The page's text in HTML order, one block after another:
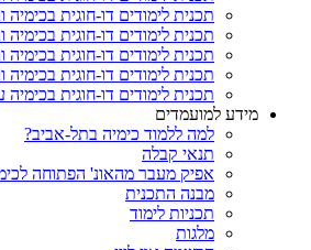
תכנית לימודים דו-חוגית בכימיה
תכנית לימודים דו-חוגית
תכנית לימודים דו-חוגית
תכנית לימודים דו-חוגית
תכנית לימודים דו-חוגית בכימיה
מידע למועמדים
למה ללמוד כימיה בתל-אביב?
תנאי קבלה
אפיק מעבר מהאונ' הפתוחה
מבנה התכנית
תכניות לימוד
מלגות